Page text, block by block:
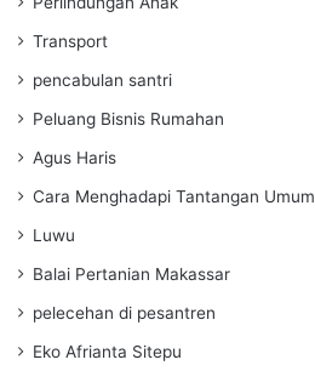
Transport
pencabulan santri
Peluang Bisnis Rumahan
Agus Haris
Cara Menghadapi Tantangan Umum
Luwu
Balai Pertanian Makassar
pelecehan di pesantren
Eko Afrianta Sitepu